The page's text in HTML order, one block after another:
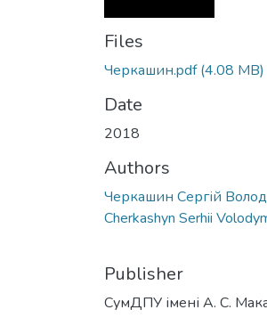
Files
Черкашин.pdf(4.08 MB)
Date
2018
Authors
Черкашин Сергій
Cherkashyn Serhii
Publisher
СумДПУ імені А. С.